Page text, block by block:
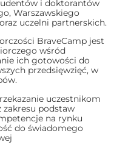
i doktorantów
Warszawskiego
uczelni partnerskich.
BraveCamp jest
wśród
ich gotowości do
przedsięwzięć, w
uczestnikom
podstaw
na rynku
do świadomego